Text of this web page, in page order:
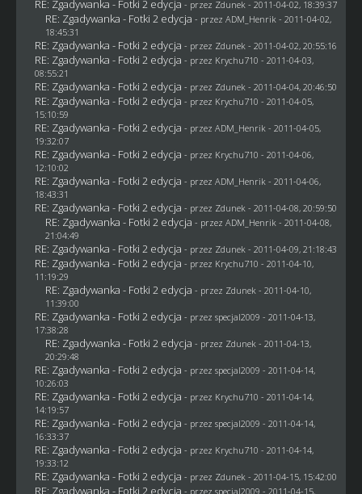
RE: Zgadywanka - Fotki 2 edycja - przez Zdunek - 2011-04-02, 18:39:37
RE: Zgadywanka - Fotki 2 edycja - przez ADM_Henrik - 2011-04-02,
18:45:31
RE: Zgadywanka - Fotki 2 edycja - przez Zdunek - 2011-04-02, 20:55:16
RE: Zgadywanka - Fotki 2 edycja - przez Krychu710 - 2011-04-03,
08:55:21
RE: Zgadywanka - Fotki 2 edycja - przez Zdunek - 2011-04-04, 20:46:50
RE: Zgadywanka - Fotki 2 edycja - przez Krychu710 - 2011-04-05,
15:10:59
RE: Zgadywanka - Fotki 2 edycja - przez ADM_Henrik - 2011-04-05,
19:32:07
RE: Zgadywanka - Fotki 2 edycja - przez Krychu710 - 2011-04-06,
12:10:02
RE: Zgadywanka - Fotki 2 edycja - przez ADM_Henrik - 2011-04-06,
18:43:31
RE: Zgadywanka - Fotki 2 edycja - przez Zdunek - 2011-04-08, 20:59:50
RE: Zgadywanka - Fotki 2 edycja - przez ADM_Henrik - 2011-04-08,
21:04:49
RE: Zgadywanka - Fotki 2 edycja - przez Zdunek - 2011-04-09, 21:18:43
RE: Zgadywanka - Fotki 2 edycja - przez Krychu710 - 2011-04-10,
11:19:29
RE: Zgadywanka - Fotki 2 edycja - przez Zdunek - 2011-04-10,
11:39:00
RE: Zgadywanka - Fotki 2 edycja - przez specjal2009 - 2011-04-13,
17:38:28
RE: Zgadywanka - Fotki 2 edycja - przez Zdunek - 2011-04-13,
20:29:48
RE: Zgadywanka - Fotki 2 edycja - przez specjal2009 - 2011-04-14,
10:26:03
RE: Zgadywanka - Fotki 2 edycja - przez Krychu710 - 2011-04-14,
14:19:57
RE: Zgadywanka - Fotki 2 edycja - przez specjal2009 - 2011-04-14,
16:33:37
RE: Zgadywanka - Fotki 2 edycja - przez Krychu710 - 2011-04-14,
19:33:12
RE: Zgadywanka - Fotki 2 edycja - przez Zdunek - 2011-04-15, 15:42:00
RE: Zgadywanka - Fotki 2 edycja - przez specjal2009 - 2011-04-15,